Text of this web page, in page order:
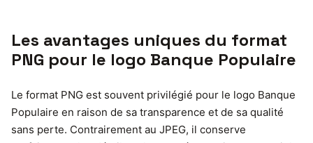
Les avantages uniques du format
PNG pour le logo Banque Populaire
Le format PNG est souvent privilégié pour le logo Banque
Populaire en raison de sa transparence et de sa qualité
sans perte. Contrairement au JPEG, il conserve